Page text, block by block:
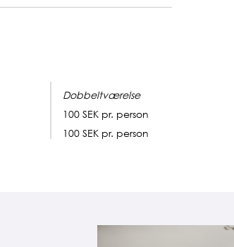
Dobbeltværelse
100SEK pr. person
100 SEK pr. person